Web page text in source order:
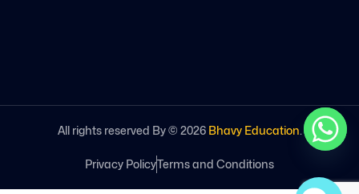
All rights reserved By © 2026 Bhavy Education.
Privacy PolicyTerms and Conditions